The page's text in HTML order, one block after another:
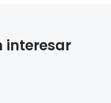
interesar